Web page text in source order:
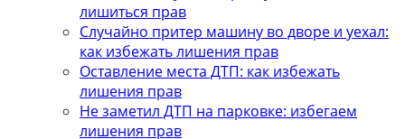
лишиться прав
Случайно притер машину во дворе и уехал:
как избежать лишения прав
Оставление места ДТП: как избежать
лишения прав
Не заметил ДТП на парковке: избегаем
лишения прав